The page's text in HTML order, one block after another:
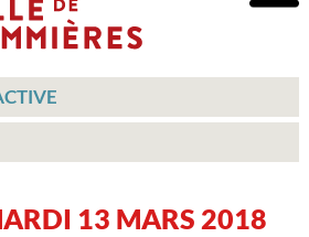
13 MARS 2018